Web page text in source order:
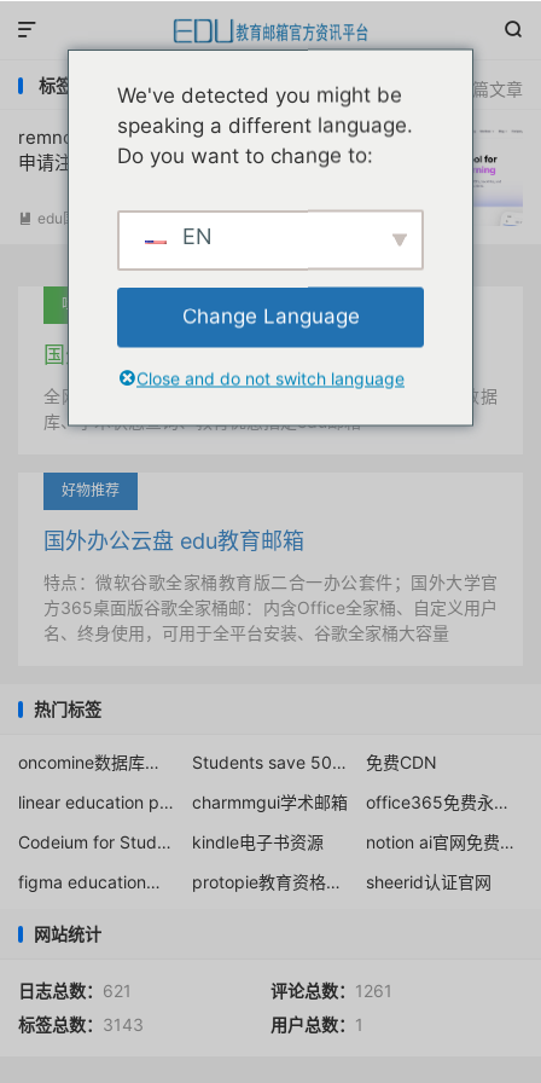


共 1 篇文章
标签：remnote笔记教育折扣
remnote笔记应用学生教育优惠折扣原创
申请注册教程
 edu国外优惠 阅读(3326)
吐血推荐
国外学术美国 edu教育邮箱
全网唯一首发、自定义用户名、终身使用、学术文献数据
库、学术状态查询、教育优惠指定edu邮箱
好物推荐
国外办公云盘 edu教育邮箱
特点：微软谷歌全家桶教育版二合一办公套件；国外大学官
方365桌面版谷歌全家桶邮：内含Office全家桶、自定义用户
名、终身使用，可用于全平台安装、谷歌全家桶大容量
热门标签
oncomine数据库注册 Students save 50% on Replit Core
免费CDN
linear education plan
charmmgui学术邮箱
office365免费永久激活
Codeium for Students subscription
kindle电子书资源
notion ai官网免费版使用
figma education邮箱提供网站
protopie教育资格认证 sheerid认证官网
网站统计
日志总数： 621 评论总数： 1261
标签总数： 3143 用户总数： 1
We've detected you might be
speaking a different language.
Do you want to change to:
EN
Change Language
Close and do not switch language